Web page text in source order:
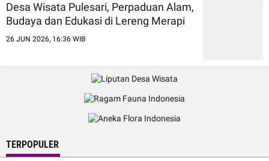
Desa Wisata Pulesari, Perpaduan Alam,
Budaya dan Edukasi di Lereng Merapi
26 JUN 2026, 16:36 WIB
TERPOPULER